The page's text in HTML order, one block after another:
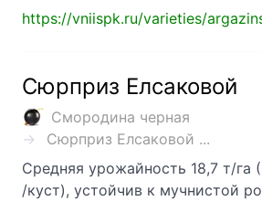
https://vniispk.ru/varieties/
Сюрприз Елсаковой
Смородина черная
Сюрприз Елсаковой ...
Средняя урожайность 18,7 т/га
/куст), устойчив к мучнистой